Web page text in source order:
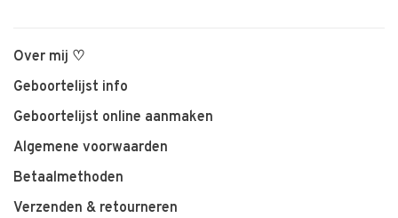
Over mij ♡
Geboortelijst info
Geboortelijst online aanmaken
Algemene voorwaarden
Betaalmethoden
Verzenden & retourneren